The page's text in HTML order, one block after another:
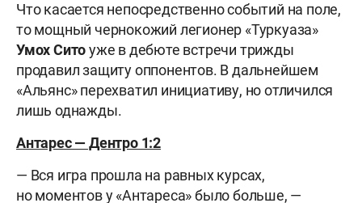
Что касается непосредственно событий на поле,
то мощный чернокожий легионер «Туркуаза»
Умох Ситоуже в дебюте встречи трижды
продавил защиту оппонентов. В дальнейшем
«Альянс» перехватил инициативу, но отличился
лишь однажды.
Антарес — Дентро 1:2
— Вся игра прошла на равных курсах,
но моментов у «Антареса» было больше, —